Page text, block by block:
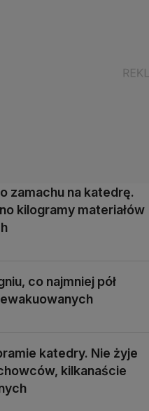
zamachu na katedrę.
kilogramy materiałów
co najmniej pół
katedry. Nie żyje
kilkanaście